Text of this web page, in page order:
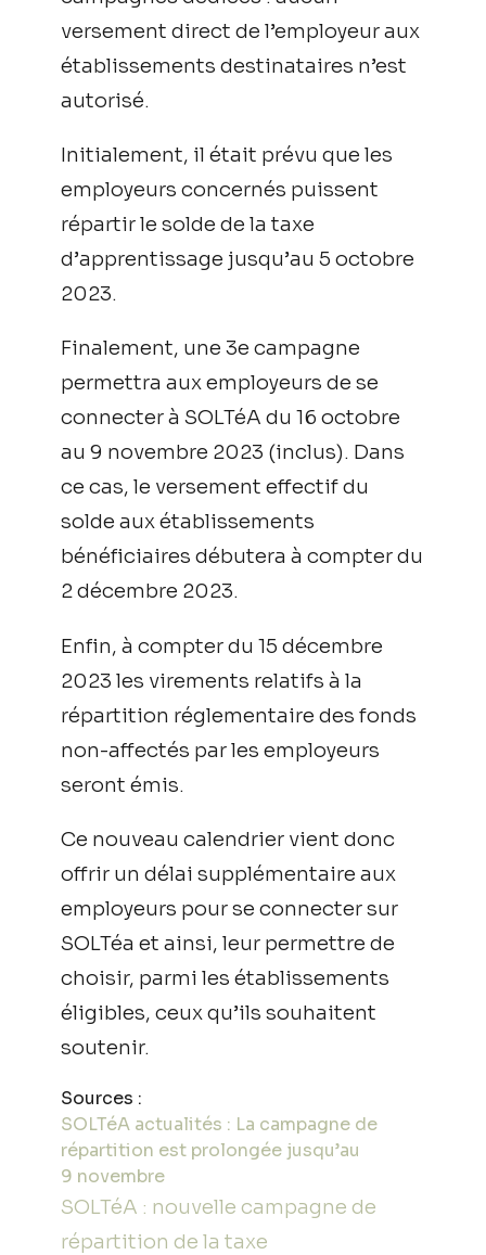
versement direct de l’employeur aux
établissements destinataires n’est
autorisé.
Initialement, il était prévu que les
employeurs concernés puissent
répartir le solde de la taxe
d’apprentissage jusqu’au 5 octobre
2023.
Finalement, une 3e campagne
permettra aux employeurs de se
connecter à SOLTéA du 16 octobre
au 9 novembre 2023 (inclus). Dans
ce cas, le versement effectif du
solde aux établissements
bénéficiaires débutera à compter du
2 décembre 2023.
Enfin, à compter du 15 décembre
2023 les virements relatifs à la
répartition réglementaire des fonds
non-affectés par les employeurs
seront émis.
Ce nouveau calendrier vient donc
offrir un délai supplémentaire aux
employeurs pour se connecter sur
SOLTéa et ainsi, leur permettre de
choisir, parmi les établissements
éligibles, ceux qu’ils souhaitent
soutenir.
Sources :
SOLTéA actualités : La campagne de
répartition est prolongée jusqu’au
9 novembre
SOLTéA : nouvelle campagne de
répartition de la taxe